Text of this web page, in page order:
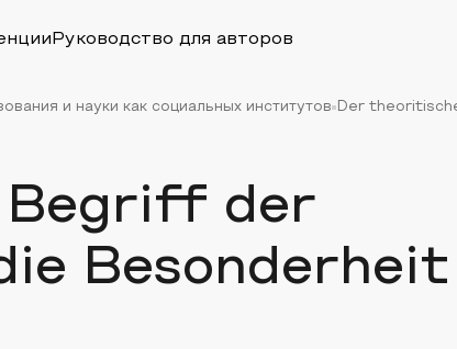
Руководство для авторов
и науки как социальных институтов Der
Begriff der
Besonderheit